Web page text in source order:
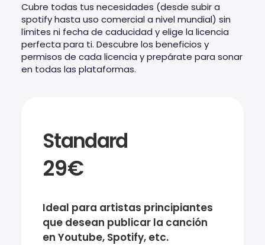
Cubre todas tus necesidades (desde subir a
spotify hasta uso comercial a nivel mundial) sin
límites ni fecha de caducidad y elige la licencia
perfecta para ti. Descubre los beneficios y
permisos de cada licencia y prepárate para sonar
en todas las plataformas.
Standard
29€
Ideal para artistas principiantes
que desean publicar la canción
en Youtube, Spotify, etc.